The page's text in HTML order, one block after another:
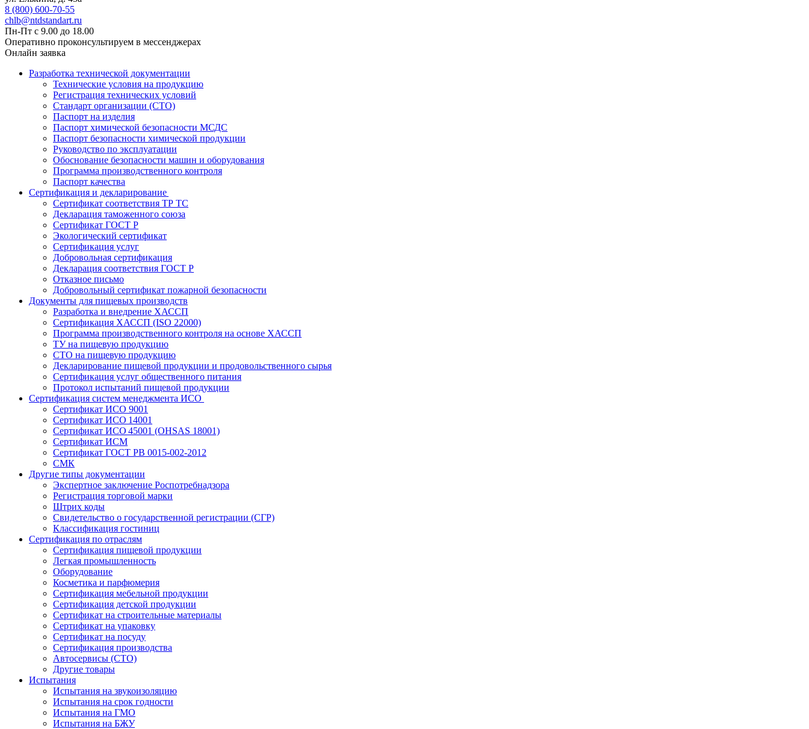
8 (800) 600-70-55
chlb@ntdstandart.ru
Пн-Пт с 9.00 до 18.00
Оперативно проконсультируем в мессенджерах
Онлайн заявка
Разработка технической документации
Технические условия на продукцию
Регистрация технических условий
Стандарт организации (СТО)
Паспорт на изделия
Паспорт химической безопасности МСДС
Паспорт безопасности химической продукции
Руководство по эксплуатации
Обоснование безопасности машин и оборудования
Программа производственного контроля
Паспорт качества
Сертификация и декларирование
Сертификат соответствия ТР ТС
Декларация таможенного союза
Сертификат ГОСТ Р
Экологический сертификат
Сертификация услуг
Добровольная сертификация
Декларация соответствия ГОСТ Р
Отказное письмо
Добровольный сертификат пожарной безопасности
Документы для пищевых производств
Разработка и внедрение ХАССП
Сертификация ХАССП (ISO 22000)
Программа производственного контроля на основе ХАССП
ТУ на пищевую продукцию
СТО на пищевую продукцию
Декларирование пищевой продукции и продовольственного сырья
Сертификация услуг общественного питания
Протокол испытаний пищевой продукции
Сертификация систем менеджмента ИСО
Сертификат ИСО 9001
Сертификат ИСО 14001
Сертификат ИСО 45001 (OHSAS 18001)
Сертификат ИСМ
Сертификат ГОСТ РВ 0015-002-2012
СМК
Другие типы документации
Экспертное заключение Роспотребнадзора
Регистрация торговой марки
Штрих коды
Свидетельство о государственной регистрации (СГР)
Классификация гостиниц
Сертификация по отраслям
Сертификация пищевой продукции
Легкая промышленность
Оборудование
Косметика и парфюмерия
Сертификация мебельной продукции
Сертификация детской продукции
Сертификат на строительные материалы
Сертификат на упаковку
Сертификат на посуду
Сертификация производства
Автосервисы (СТО)
Другие товары
Испытания
Испытания на звукоизоляцию
Испытания на срок годности
Испытания на ГМО
Испытания на БЖУ